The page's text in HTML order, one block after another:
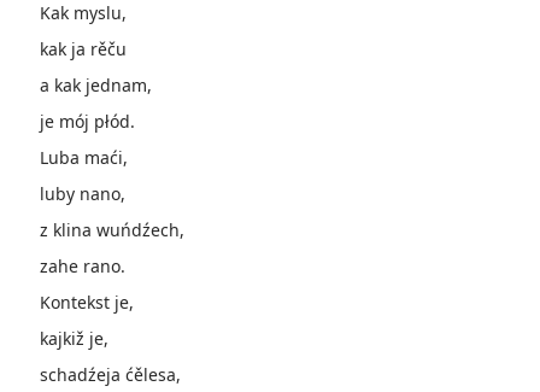
Kak myslu,
kak ja rěču
a kak jednam,
je mój płód.
Luba maći,
luby nano,
z klina wuńdźech,
zahe rano.
Kontekst je,
kajkiž je,
schadźeja ćělesa,